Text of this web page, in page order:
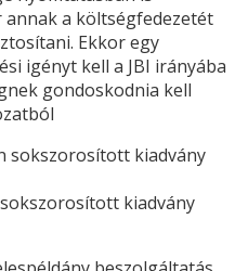
a költségfedezetét
Ekkor egy
igényt kell a JBI irányába
gondoskodnia kell
sokszorosított kiadvány
kiadvány